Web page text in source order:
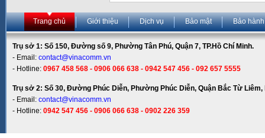
Trang chủ Giới thiệu Dịch vụ Bảo mật Bảo hành
Trụ sở 1: Số 150, Đường số 9, Phường Tân Phú, Quận 7, TP.Hồ Chí Minh.
- Email: contact@vinacomm.vn
- Hotline: 0967 458 568 - 0906 066 638 - 0942 547 456 - 092 657 5555
Trụ sở 2: Số 30, Đường Phúc Diễn, Phường Phúc Diễn, Quận Bắc Từ Liêm,
- Email: contact@vinacomm.vn
- Hotline: 0942 547 456 - 0906 066 638 - 0902 226 359